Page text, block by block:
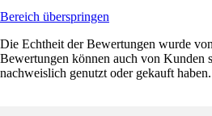
Bereich überspringen
Die Echtheit der Bewertungen wurde
Bewertungen können auch von Kunden
nachweislich genutzt oder gekauft haben.